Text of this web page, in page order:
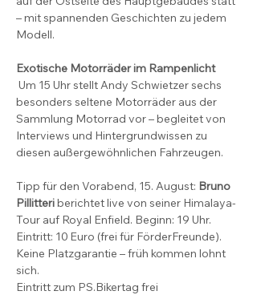
– mit spannenden Geschichten zu jedem
Modell.
Exotische Motorräder im Rampenlicht
besonders seltene Motorräder aus der
Sammlung Motorrad vor – begleitet von
Interviews und Hintergrundwissen zu
diesen außergewöhnlichen Fahrzeugen.
Tipp für den Vorabend, 15. August: Bruno
Pillitteri berichtet live von seiner Himalaya-
Tour auf Royal Enfield. Beginn: 19 Uhr.
Eintritt: 10 Euro (frei für FörderFreunde).
Keine Platzgarantie – früh kommen lohnt
sich.
Eintritt zum PS.Bikertag frei